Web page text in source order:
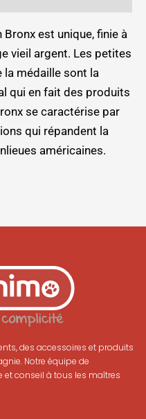
est unique, finie à
vieil argent. Les petites
la médaille sont la
qui en fait des produits
se caractérise par
qui répandent la
américaines.
des accessoires et produits
Notre équipe de
et conseil à tous les maîtres